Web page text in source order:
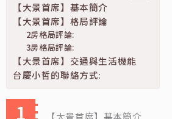
【大景首席】基本簡介
【大景首席】格局評論
2房格局評論:
3房格局評論:
【大景首席】交通與生活機能
台慶小哲的聯絡方式:
【大景首席】基本簡介